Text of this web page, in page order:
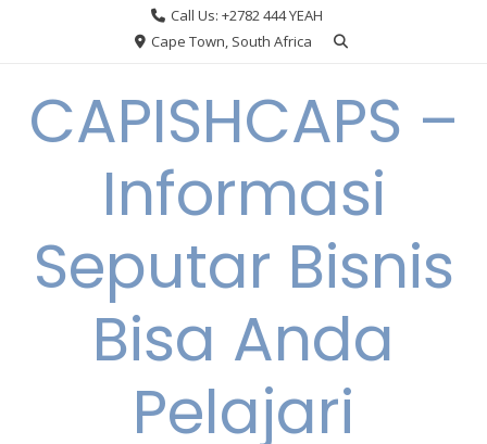
Call Us: +2782 444 YEAH
Cape Town, South Africa
CAPISHCAPS –
Informasi
Seputar Bisnis
Bisa Anda
Pelajari